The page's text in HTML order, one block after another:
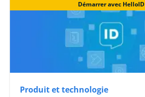
Démarrer avec HelloID
Produit et technologie